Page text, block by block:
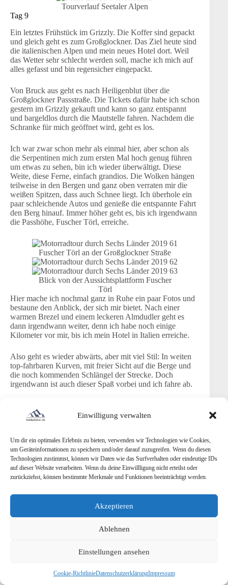
Einwilligung verwalten
Um dir ein optimales Erlebnis zu bieten, verwenden wir Technologien wie Cookies,
um Geräteinformationen zu speichern und/oder darauf zuzugreifen. Wenn du diesen
Technologien zustimmst, können wir Daten wie das Surfverhalten oder eindeutige IDs
auf dieser Website verarbeiten. Wenn du deine Einwillligung nicht erteilst oder
zurückziehst, können bestimmte Merkmale und Funktionen beeinträchtigt werden.
Akzeptieren
Ablehnen
Einstellungen ansehen
Cookie-RichtlinieDatenschutzerklärungImpressum
Tourverlauf Seetaler Alpen
Tag 9
Ein letztes Frühstück im Grizzly. Die Koffer sind gepackt
und gleich geht es zum Großglockner. Das Ziel heute sind
die italienischen Alpen und mein neues Hotel dort. Weil
das Wetter sehr schlecht werden soll, mache ich mich auf
alles gefasst und bin regensicher eingepackt.
Von Bruck aus geht es nach Heiligenblut über die
Großglockner Passstraße. Die Tickets dafür habe ich schon
gestern im Grizzly gekauft und kann so ganz entspannt
und bargeldlos durch die Mautstelle fahren. Nachdem die
Schranke für mich geöffnet wird, geht es los.
Ich war zwar schon mehr als einmal hier, aber schon als
die Serpentinen mich zum ersten Mal hoch genug führen
um etwas zu sehen, bin ich wieder überwältigt. Diese
Weite, diese Ferne, einfach grandios. Die Wolken hängen
teilweise in den Bergen und ganz oben verraten mir die
weißen Spitzen, dass auch Schnee liegt. Ich überhole ein
paar schleichende Autos und genieße die entspannte Fahrt
den Berg hinauf. Immer höher geht es, bis ich irgendwann
die Passhöhe, Fuscher Törl, erreiche.
Fuscher Törl an der Großglockner Straße
Blick von der Aussichtsplattform Fuscher
Törl
Hier mache ich nochmal ganz in Ruhe ein paar Fotos und
bestaune den Anblick, der sich mir bietet. Nach einer
warmen Brezel und einem leckeren Almdudler geht es
dann irgendwann weiter, denn ich habe noch einige
Kilometer vor mir, bis ich mein Hotel in Italien erreiche.
Also geht es wieder abwärts, aber mit viel Stil: In weiten
top-fahrbaren Kurven, mit freier Sicht auf die Berge und
die noch kommenden Schlängel der Strecke. Doch
irgendwann ist auch dieser Spaß vorbei und ich fahre ab.
Nebenstraße, der Apriacher Landstraße weiter.
Abenteuerlich biegt sich diese enge Straße am Berg
plötzlich ein Platz zum Halten vor fantastischer Kulisse.
Da muss ich doch unbedingt ein paar Fotos von meiner
GS schießen. Leider ist es etwas diesig, aber das Ergebnis
gefällt mir trotzdem sehr gut.
absolutes Glück mit dem Wetter, das ja so schlecht
angekündigt war.
nach und nach der nächsten Passstraße entgegenführt, dem
Staller Sattel. Dieser ist so schmal, dass er nur einspurig
davor kommen mir gemütlich drei Kühe auf der Straße